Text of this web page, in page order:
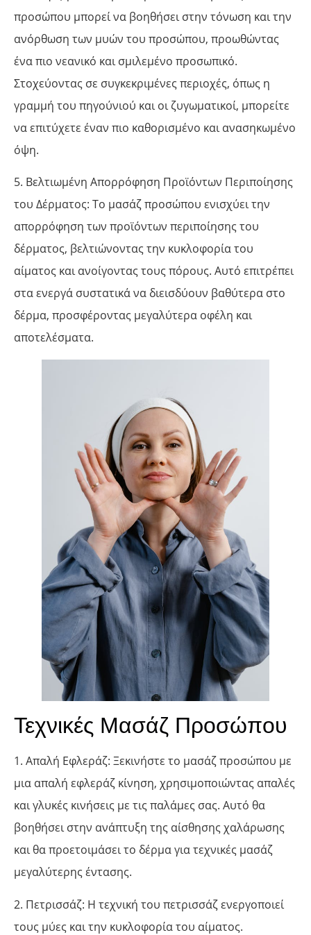
προσώπου μπορεί να βοηθήσει στην τόνωση και την
ανόρθωση των μυών του προσώπου, προωθώντας
ένα πιο νεανικό και σμιλεμένο προσωπικό.
Στοχεύοντας σε συγκεκριμένες περιοχές, όπως η
γραμμή του πηγούνιού και οι ζυγωματικοί, μπορείτε
να επιτύχετε έναν πιο καθορισμένο και ανασηκωμένο
όψη.
5. Βελτιωμένη Απορρόφηση Προϊόντων Περιποίησης
του Δέρματος: Το μασάζ προσώπου ενισχύει την
απορρόφηση των προϊόντων περιποίησης του
δέρματος, βελτιώνοντας την κυκλοφορία του
αίματος και ανοίγοντας τους πόρους. Αυτό επιτρέπει
στα ενεργά συστατικά να διεισδύουν βαθύτερα στο
δέρμα, προσφέροντας μεγαλύτερα οφέλη και
αποτελέσματα.
Τεχνικές Μασάζ Προσώπου
1. Απαλή Εφλεράζ: Ξεκινήστε το μασάζ προσώπου με
μια απαλή εφλεράζ κίνηση, χρησιμοποιώντας απαλές
και γλυκές κινήσεις με τις παλάμες σας. Αυτό θα
βοηθήσει στην ανάπτυξη της αίσθησης χαλάρωσης
και θα προετοιμάσει το δέρμα για τεχνικές μασάζ
μεγαλύτερης έντασης.
2. Πετρισσάζ: Η τεχνική του πετρισσάζ ενεργοποιεί
τους μύες και την κυκλοφορία του αίματος.